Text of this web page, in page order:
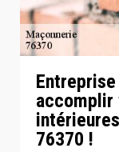
accomplir
76370 !